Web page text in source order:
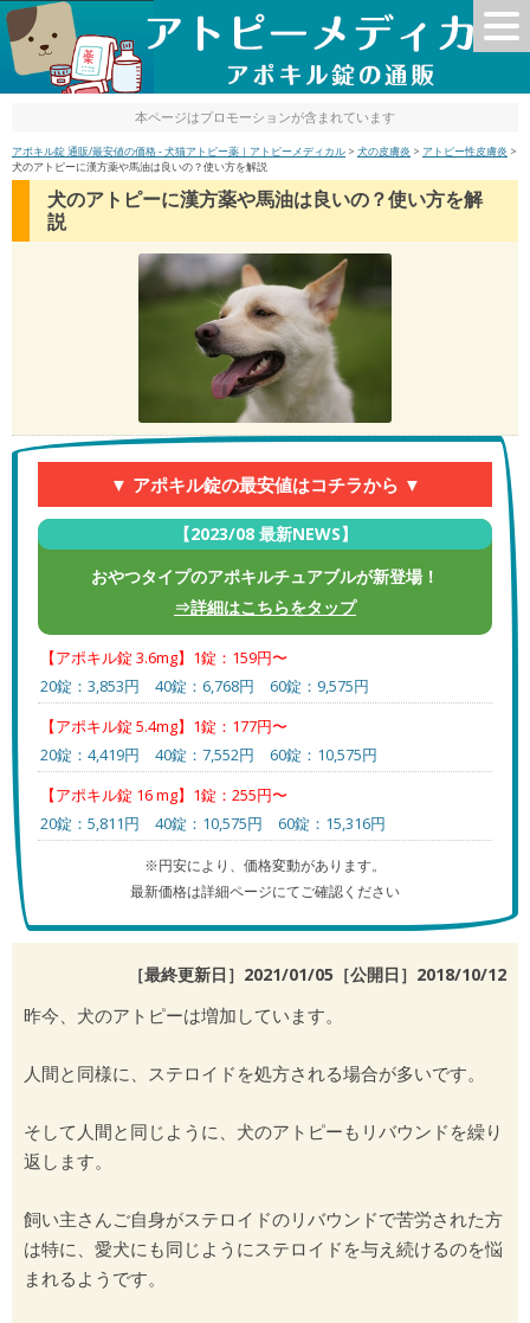
本ページはプロモーションが含まれています
アポキル錠 通販/最安値の価格 - 犬猫アトピー薬｜アトピーメディカル > 犬の皮膚炎 > アトピー性皮膚炎 >
犬のアトピーに漢方薬や馬油は良いの？使い方を解説
犬のアトピーに漢方薬や馬油は良いの？使い方を解
説
▼ アポキル錠の最安値はコチラから ▼
【2023/08 最新NEWS】
おやつタイプのアポキルチュアブルが新登場！
⇒詳細はこちらをタップ
【アポキル錠 3.6mg】1錠：159円〜
20錠：3,853円 40錠：6,768円 60錠：9,575円
【アポキル錠 5.4mg】1錠：177円〜
20錠：4,419円 40錠：7,552円 60錠：10,575円
【アポキル錠 16 mg】1錠：255円〜
20錠：5,811円 40錠：10,575円 60錠：15,316円
※円安により、価格変動があります。
最新価格は詳細ページにてご確認ください
［最終更新日］2021/01/05［公開日］ 2018/10/12
昨今、犬のアトピーは増加しています。
人間と同様に、ステロイドを処方される場合が多いです。
そして人間と同じように、犬のアトピーもリバウンドを繰り
返します。
飼い主さんご自身がステロイドのリバウンドで苦労された方
は特に、愛犬にも同じようにステロイドを与え続けるのを悩
まれるようです。